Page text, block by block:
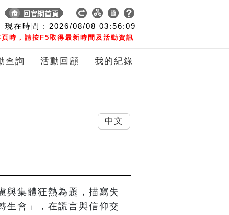
現在時間 : 2026/08/08 03:56:10
時，請按F5取得最新時間及活動資訊
查詢 活動回顧 我的紀錄
與集體狂熱為題，描寫失
生會」，在謊言與信仰交